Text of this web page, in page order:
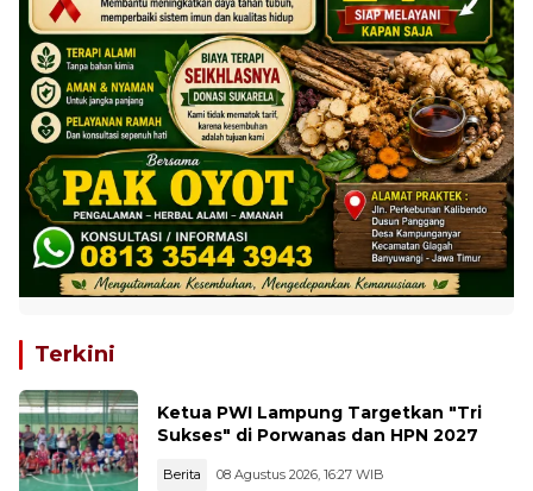
Terkini
Ketua PWI Lampung Targetkan "Tri
Sukses" di Porwanas dan HPN 2027
Berita 08 Agustus 2026, 16:27 WIB